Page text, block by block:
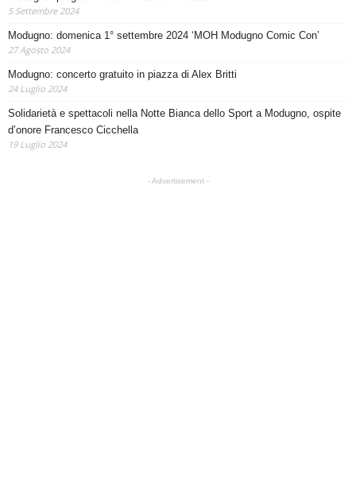
5 Settembre 2024
Modugno: domenica 1° settembre 2024 ‘MOH Modugno Comic Con’
27 Agosto 2024
Modugno: concerto gratuito in piazza di Alex Britti
24 Luglio 2024
Solidarietà e spettacoli nella Notte Bianca dello Sport a Modugno, ospite
d’onore Francesco Cicchella
19 Luglio 2024
- Advertisement -